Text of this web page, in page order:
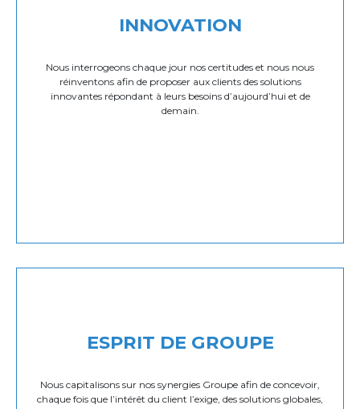
INNOVATION
Nous interrogeons chaque jour nos certitudes et nous nous
réinventons afin de proposer aux clients des solutions
innovantes répondant à leurs besoins d’aujourd’hui et de
demain.
ESPRIT DE GROUPE
Nous capitalisons sur nos synergies Groupe afin de concevoir,
chaque fois que l’intérêt du client l’exige, des solutions globales,